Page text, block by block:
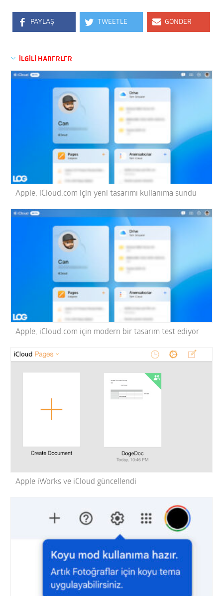
PAYLAŞ TWEETLE GÖNDER
İLGİLİ HABERLER
Apple, iCloud.com için yeni tasarımı kullanıma sundu
Apple, iCloud.com için modern bir tasarım test ediyor
Apple iWorks ve iCloud güncellendi